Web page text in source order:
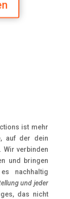
ist mehr
auf der dein
Wir verbinden
und bringen
nachhaltig
und jeder
das nicht